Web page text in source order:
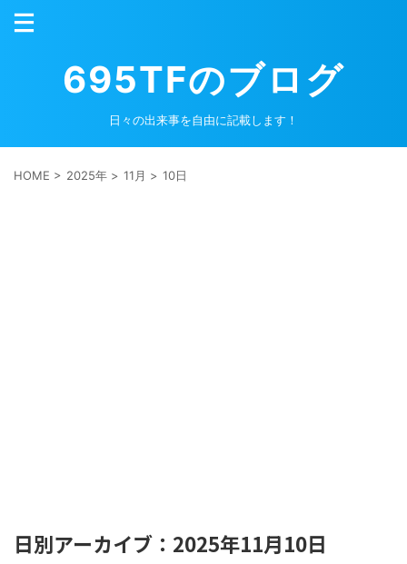
695TFのブログ
日々の出来事を自由に記載します！
HOME > 2025年 > 11月 > 10日
日別アーカイブ：2025年11月10日